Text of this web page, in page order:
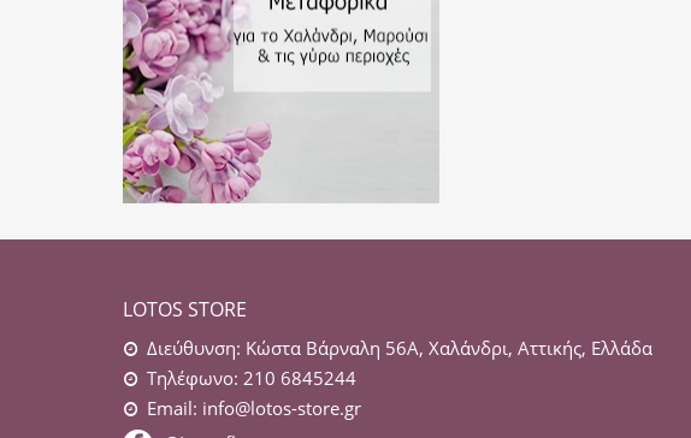
LOTOS STORE
Διεύθυνση: Κώστα Βάρναλη 56Α, Χαλάνδρι, Αττικής, Ελλάδα
Τηλέφωνο: 210 6845244
Email: info@lotos-store.gr